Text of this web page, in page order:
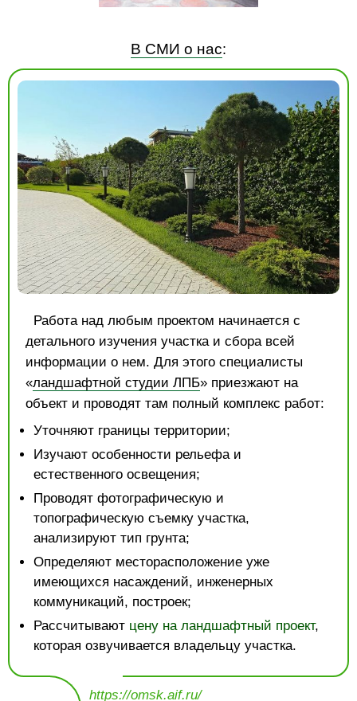
В СМИ о нас:
Работа над любым проектом начинается с
детального изучения участка и сбора всей
информации о нем. Для этого специалисты
«ландшафтной студии ЛПБ» приезжают на
объект и проводят там полный комплекс работ:
Уточняют границы территории;
Изучают особенности рельефа и
естественного освещения;
Проводят фотографическую и
топографическую съемку участка,
анализируют тип грунта;
Определяют месторасположение уже
имеющихся насаждений, инженерных
коммуникаций, построек;
Рассчитывают цену на ландшафтный проект,
которая озвучивается владельцу участка.
https://omsk.aif.ru/